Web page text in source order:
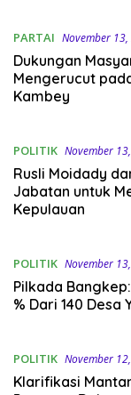
PARTAI November
Dukungan
Mengerucut
Kambey
POLITIK November
Rusli Moidady
Jabatan untuk
Kepulauan
POLITIK November
Pilkada
% Dari 140 Desa
POLITIK November
Klarifikasi